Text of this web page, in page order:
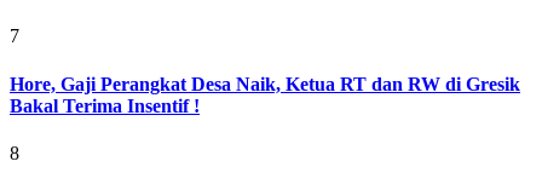
7
Hore, Gaji Perangkat Desa Naik, Ketua RT dan RW di Gresik
Bakal Terima Insentif !
8